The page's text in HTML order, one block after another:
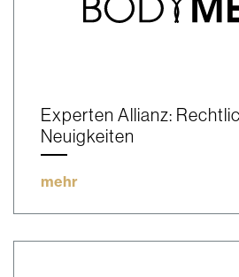
Experten Allianz:
Neuigkeiten
mehr